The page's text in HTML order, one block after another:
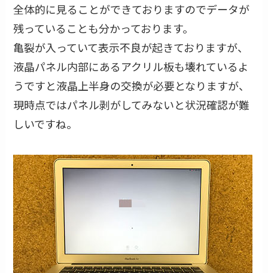
全体的に見ることができておりますのでデータが
残っていることも分かっております。
亀裂が入っていて表示不良が起きておりますが、
液晶パネル内部にあるアクリル板も壊れているよ
うですと液晶上半身の交換が必要となりますが、
現時点ではパネル剥がしてみないと状況確認が難
しいですね。